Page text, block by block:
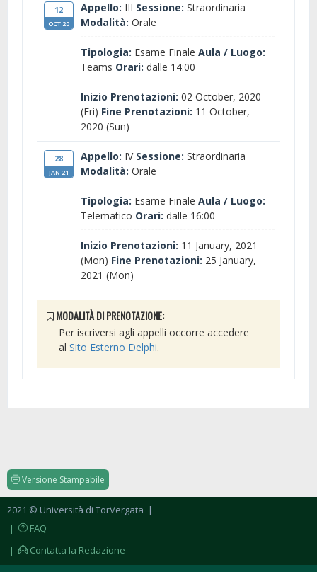
12
OCT 20
Appello: III Sessione: Straordinaria
Modalità: Orale
Tipologia: Esame Finale Aula / Luogo:
Teams Orari: dalle 14:00
Inizio Prenotazioni: 02 October, 2020
(Fri) Fine Prenotazioni: 11 October,
2020 (Sun)
28
JAN 21
Appello: IV Sessione: Straordinaria
Modalità: Orale
Tipologia: Esame Finale Aula / Luogo:
Telematico Orari: dalle 16:00
Inizio Prenotazioni: 11 January, 2021
(Mon) Fine Prenotazioni: 25 January,
2021 (Mon)
MODALITÀ DI PRENOTAZIONE:
Per iscriversi agli appelli occorre accedere
al Sito Esterno Delphi.
Versione Stampabile
2021 © Università di TorVergata
|
FAQ
|
Contatta la Redazione
|